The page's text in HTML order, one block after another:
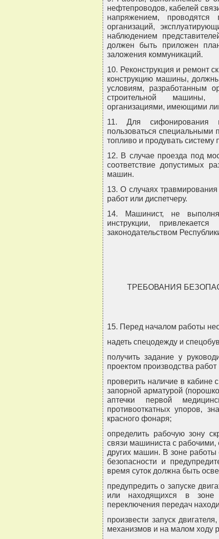
нефтепроводов, кабелей
напряжением,
организаций,
наблюдением
должен быть приложен
заложения коммуникаций.
10. Реконструкция и ремонт
конструкцию машины,
условиям, разработанным
строительной машины,
организациями, имеющими
11. Для сифонирования
пользоваться специальными
топливо и продувать систему
12. В случае проезда под
соответствие допустимых
машин.
13. О случаях
работ или диспетчеру.
14. Машинист, не
инструкции,
законодательством
ТРЕБОВАНИЯ
15. Перед началом работы
надеть спецодежду и
получить задание у
проектом производства
проверить наличие в кабине
запорной арматурой
аптечки первой
противооткатных упоров,
красного фонаря;
определить рабочую зону
связи машиниста с
других машин. В зоне
безопасности и
время суток должна быть
предупредить о запуске
или находящихся в
переключения передач
произвести запуск
механизмов и на малом ходу